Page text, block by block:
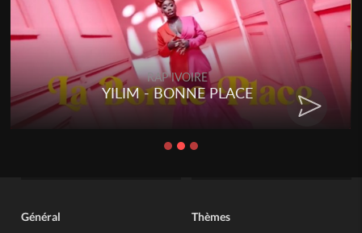
RAP IVOIRE
YILIM - BONNE PLACE
Général Thèmes